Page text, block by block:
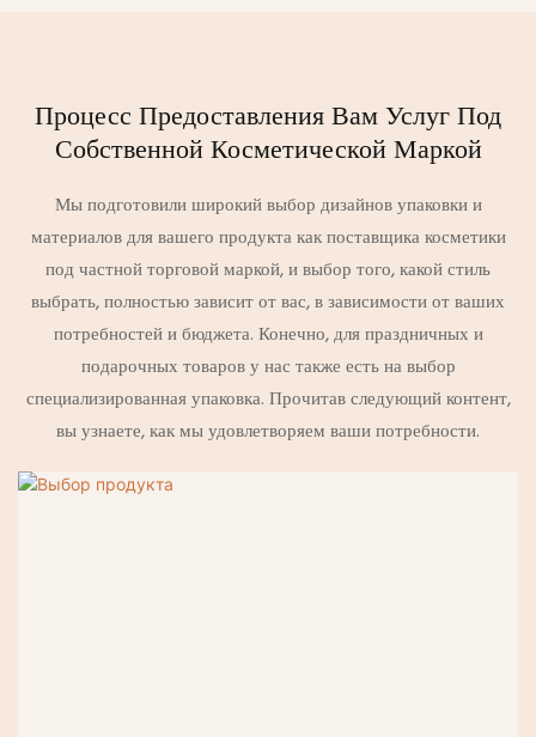
Процесс Предоставления Вам Услуг Под
Собственной Косметической Маркой
Мы подготовили широкий выбор дизайнов упаковки и
материалов для вашего продукта как поставщика косметики
под частной торговой маркой, и выбор того, какой стиль
выбрать, полностью зависит от вас, в зависимости от ваших
потребностей и бюджета. Конечно, для праздничных и
подарочных товаров у нас также есть на выбор
специализированная упаковка. Прочитав следующий контент,
вы узнаете, как мы удовлетворяем ваши потребности.